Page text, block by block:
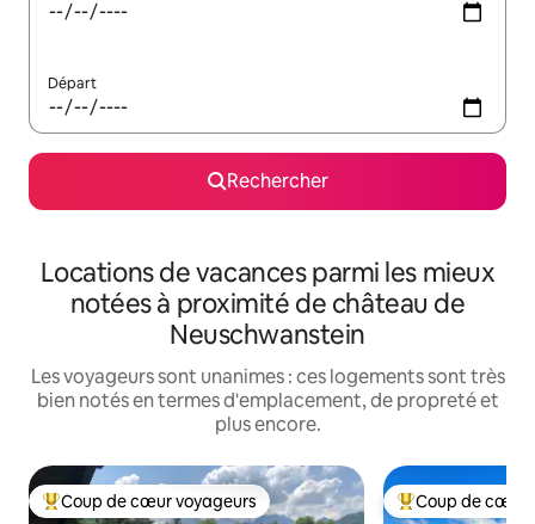
Départ
Rechercher
Locations de vacances parmi les mieux
notées à proximité de château de
Neuschwanstein
Les voyageurs sont unanimes : ces logements sont très
bien notés en termes d'emplacement, de propreté et
plus encore.
Coups de cœur voyageurs les plus appréciés
Coup de cœur voyageurs Coups de cœur
Coup de cœur